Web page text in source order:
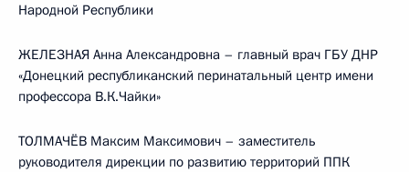
Народной Республики
ЖЕЛЕЗНАЯ Анна Александровна – главный врач ГБУ ДНР
«Донецкий республиканский перинатальный центр имени
профессора В.К.Чайки»
ТОЛМАЧЁВ Максим Максимович – заместитель
руководителя дирекции по развитию территорий ППК